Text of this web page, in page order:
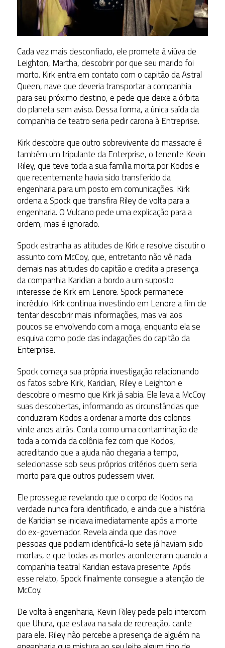
Cada vez mais desconfiado, ele promete à viúva de
Leighton, Martha, descobrir por que seu marido foi
morto. Kirk entra em contato com o capitão da Astral
Queen, nave que deveria transportar a companhia
para seu próximo destino, e pede que deixe a órbita
do planeta sem aviso. Dessa forma, a única saída da
companhia de teatro seria pedir carona à Entreprise.
Kirk descobre que outro sobrevivente do massacre é
também um tripulante da Enterprise, o tenente Kevin
Riley, que teve toda a sua família morta por Kodos e
que recentemente havia sido transferido da
engenharia para um posto em comunicações. Kirk
ordena a Spock que transfira Riley de volta para a
engenharia. O Vulcano pede uma explicação para a
ordem, mas é ignorado.
Spock estranha as atitudes de Kirk e resolve discutir o
assunto com McCoy, que, entretanto não vê nada
demais nas atitudes do capitão e credita a presença
da companhia Karidian a bordo a um suposto
interesse de Kirk em Lenore. Spock permanece
incrédulo. Kirk continua investindo em Lenore a fim de
tentar descobrir mais informações, mas vai aos
poucos se envolvendo com a moça, enquanto ela se
esquiva como pode das indagações do capitão da
Enterprise.
Spock começa sua própria investigação relacionando
os fatos sobre Kirk, Karidian, Riley e Leighton e
descobre o mesmo que Kirk já sabia. Ele leva a McCoy
suas descobertas, informando as circunstâncias que
conduziram Kodos a ordenar a morte dos colonos
vinte anos atrás. Conta como uma contaminação de
toda a comida da colônia fez com que Kodos,
acreditando que a ajuda não chegaria a tempo,
selecionasse sob seus próprios critérios quem seria
morto para que outros pudessem viver.
Ele prossegue revelando que o corpo de Kodos na
verdade nunca fora identificado, e ainda que a história
de Karidian se iniciava imediatamente após a morte
do ex-governador. Revela ainda que das nove
pessoas que podiam identificá-lo sete já haviam sido
mortas, e que todas as mortes aconteceram quando a
companhia teatral Karidian estava presente. Após
esse relato, Spock finalmente consegue a atenção de
McCoy.
De volta à engenharia, Kevin Riley pede pelo intercom
que Uhura, que estava na sala de recreação, cante
para ele. Riley não percebe a presença de alguém na